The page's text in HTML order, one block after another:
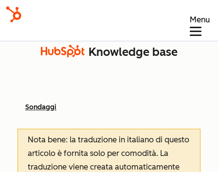
Menu
Knowledge base
Sondaggi
Nota bene: la traduzione in italiano di questo
articolo è fornita solo per comodità. La
traduzione viene creata automaticamente